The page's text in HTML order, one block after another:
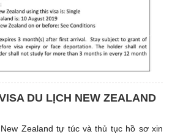
DU LỊCH NEW ZEALAND
Zealand tự túc và thủ tục hồ sơ xin